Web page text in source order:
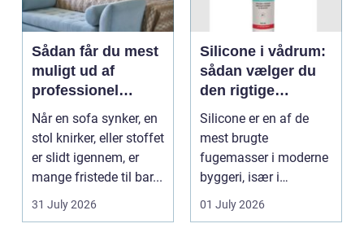
Sådan får du mest
muligt ud af
professionel
møbelpolstring
Når en sofa synker, en
stol knirker, eller stoffet
er slidt igennem, er
mange fristede til bar...
31 July 2026
Silicone i vådrum:
sådan vælger du
den rigtige
fugemasse
Silicone er en af de
mest brugte
fugemasser i moderne
byggeri, især i
badeværelser,
køkkener og andr...
01 July 2026